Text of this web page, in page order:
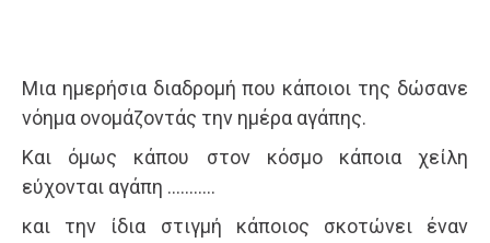
Μια ημερήσια διαδρομή που κάποιοι της δώσανε
νόημα ονομάζοντάς την ημέρα αγάπης.
Και όμως κάπου στον κόσμο κάποια χείλη
εύχονται αγάπη ………..
και την ίδια στιγμή κάποιος σκοτώνει έναν